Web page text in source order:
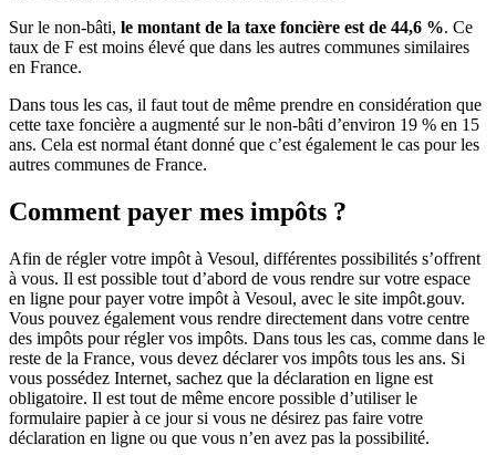
Sur le non-bâti, le montant de la taxe foncière est de 44,6 %. Ce
taux de F est moins élevé que dans les autres communes similaires
en France.
Dans tous les cas, il faut tout de même prendre en considération que
cette taxe foncière a augmenté sur le non-bâti d’environ 19 % en 15
ans. Cela est normal étant donné que c’est également le cas pour les
autres communes de France.
Comment payer mes impôts ?
Afin de régler votre impôt à Vesoul, différentes possibilités s’offrent
à vous. Il est possible tout d’abord de vous rendre sur votre espace
en ligne pour payer votre impôt à Vesoul, avec le site impôt.gouv.
Vous pouvez également vous rendre directement dans votre centre
des impôts pour régler vos impôts. Dans tous les cas, comme dans le
reste de la France, vous devez déclarer vos impôts tous les ans. Si
vous possédez Internet, sachez que la déclaration en ligne est
obligatoire. Il est tout de même encore possible d’utiliser le
formulaire papier à ce jour si vous ne désirez pas faire votre
déclaration en ligne ou que vous n’en avez pas la possibilité.